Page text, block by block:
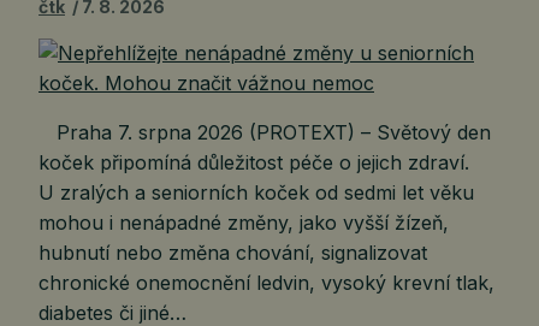
čtk 7. 8. 2026
Praha 7. srpna 2026 (PROTEXT) – Světový den
koček připomíná důležitost péče o jejich zdraví.
U zralých a seniorních koček od sedmi let věku
mohou i nenápadné změny, jako vyšší žízeň,
hubnutí nebo změna chování, signalizovat
chronické onemocnění ledvin, vysoký krevní tlak,
diabetes či jiné…